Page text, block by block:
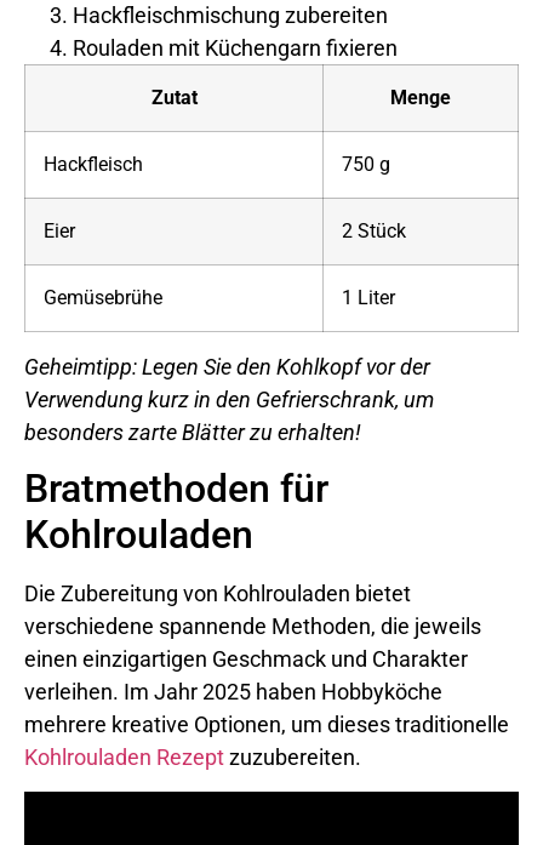
Hackfleischmischung zubereiten
Rouladen mit Küchengarn fixieren
Zutat Menge
Hackfleisch 750 g
Eier 2 Stück
Gemüsebrühe 1 Liter
Geheimtipp: Legen Sie den Kohlkopf vor der
Verwendung kurz in den Gefrierschrank, um
besonders zarte Blätter zu erhalten!
Bratmethoden für
Kohlrouladen
Die Zubereitung von Kohlrouladen bietet
verschiedene spannende Methoden, die jeweils
einen einzigartigen Geschmack und Charakter
verleihen. Im Jahr 2025 haben Hobbyköche
mehrere kreative Optionen, um dieses traditionelle
Kohlrouladen Rezeptzuzubereiten.